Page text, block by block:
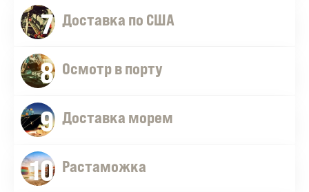
7 Доставка по США
8 Осмотр в порту
9 Доставка морем
10 Растаможка